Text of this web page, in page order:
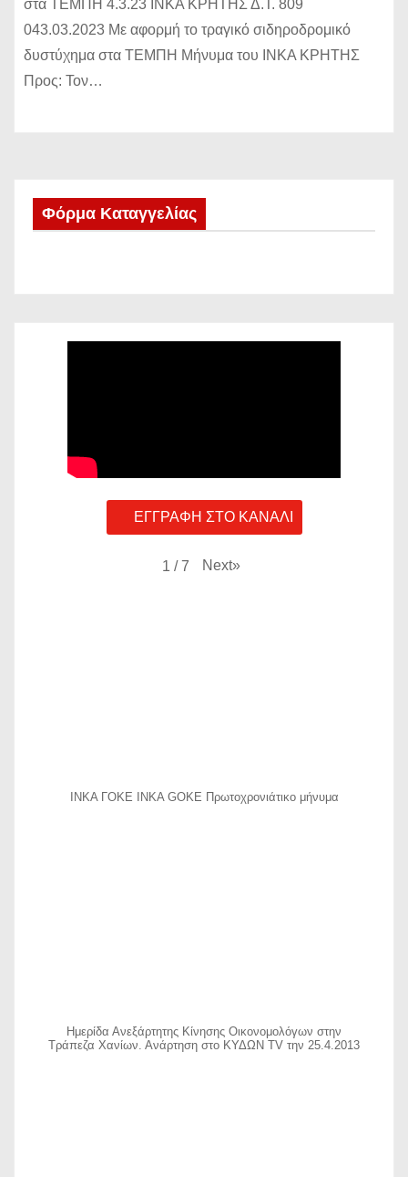
στα ΤΕΜΠΗ 4.3.23 ΙΝΚΑ ΚΡΗΤΗΣ Δ.Τ. 809
043.03.2023 Με αφορμή το τραγικό σιδηροδρομικό
δυστύχημα στα ΤΕΜΠΗ Μήνυμα του ΙΝΚΑ ΚΡΗΤΗΣ
Προς: Τον…
Φόρμα Καταγγελίας
ΕΓΓΡΑΦΗ ΣΤΟ ΚΑΝΑΛΙ
1 / 7 Next»
ΙΝΚΑ ΓΟΚΕ INKA GOKE Πρωτοχρονιάτικο μήνυμα
Ημερίδα Ανεξάρτητης Κίνησης Οικονομολόγων στην
Τράπεζα Χανίων. Ανάρτηση στο ΚΥΔΩΝ TV την 25.4.2013